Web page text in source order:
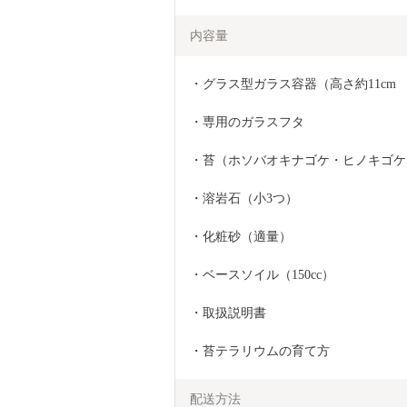
内容量
・グラス型ガラス容器（高さ約11cm　
・専用のガラスフタ
・苔（ホソバオキナゴケ・ヒノキゴケ
・溶岩石（小3つ）
・化粧砂（適量）
・ベースソイル（150cc）
・取扱説明書
・苔テラリウムの育て方
配送方法